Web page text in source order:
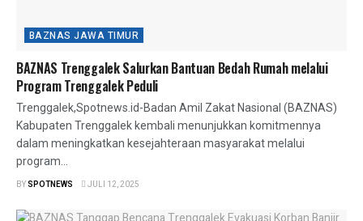
BAZNAS JAWA TIMUR
BAZNAS Trenggalek Salurkan Bantuan Bedah Rumah melalui
Program Trenggalek Peduli
Trenggalek,Spotnews.id-Badan Amil Zakat Nasional (BAZNAS)
Kabupaten Trenggalek kembali menunjukkan komitmennya
dalam meningkatkan kesejahteraan masyarakat melalui
program...
BYSPOTNEWS JULI 12, 2025